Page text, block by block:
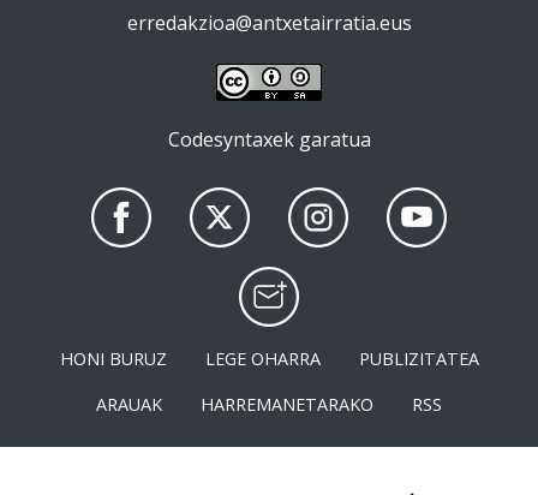
erredakzioa@antxetairratia.eus
Codesyntaxek garatua
HONI BURUZ LEGE OHARRA
PUBLIZITATEA
ARAUAK
HARREMANETARAKO RSS